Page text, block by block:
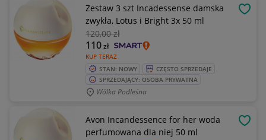
Zestaw 3 szt Incadessense damska
zwykła, Lotus i Bright 3x 50 ml
120,00 zł
KUP TERAZ
110zł
STAN: NOWY
CZĘSTO SPRZEDAJE
SPRZEDAJĄCY: OSOBA PRYWATNA
Wólka Podleśna
Avon Incandessence for her woda
perfumowana dla niej 50 ml